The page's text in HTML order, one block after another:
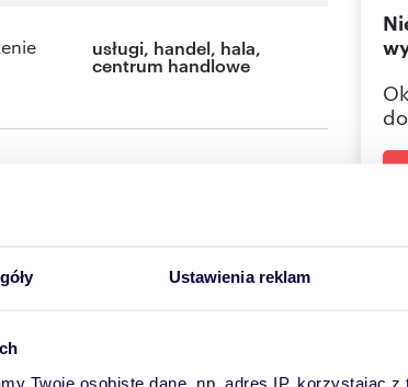
Ustawienia reklam
Twoje osobiste dane, np. adres IP, korzystając z
usługi, handel, hala,
centrum handlowe